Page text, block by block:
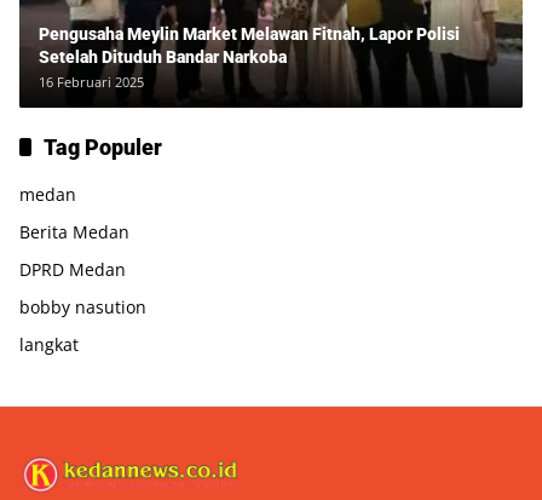
Pengusaha Meylin Market Melawan Fitnah, Lapor Polisi
Setelah Dituduh Bandar Narkoba
16 Februari 2025
Tag Populer
medan
Berita Medan
DPRD Medan
bobby nasution
langkat